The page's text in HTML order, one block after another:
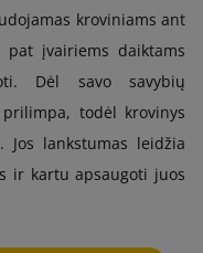
kroviniams ant
įvairiems daiktams
Dėl savo savybių
todėl krovinys
lankstumas leidžia
ir kartu apsaugoti juos